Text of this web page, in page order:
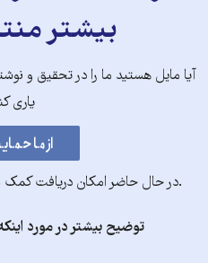
بیشتر
آیا مایل هستید ما را در تحقیق و
یاری
.در حال حاضر امکان دریافت کمک
توضیح بیشتر در مورد